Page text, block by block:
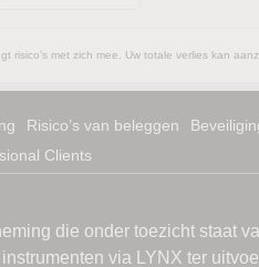
risico's met zich mee. Uw totale verlies kan
Risico’s van beleggen
Clients